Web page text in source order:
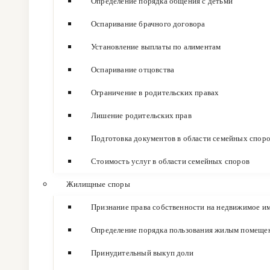
Оспаривание брачного договора
Установление выплаты по алиментам
Оспаривание отцовства
Ограничение в родительских правах
Лишение родительских прав
Подготовка документов в области семейных
Стоимость услуг в области семейных споров
Жилищные споры
Признание права собственности на недвижимое
Определение порядка пользования жилым
Принудительный выкуп доли